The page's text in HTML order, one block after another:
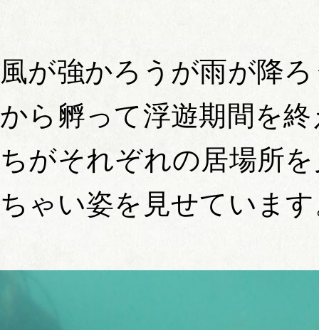
風が強かろうが雨が降
から孵って浮遊期間を
ちがそれぞれの居場所
ちゃい姿を見せていま